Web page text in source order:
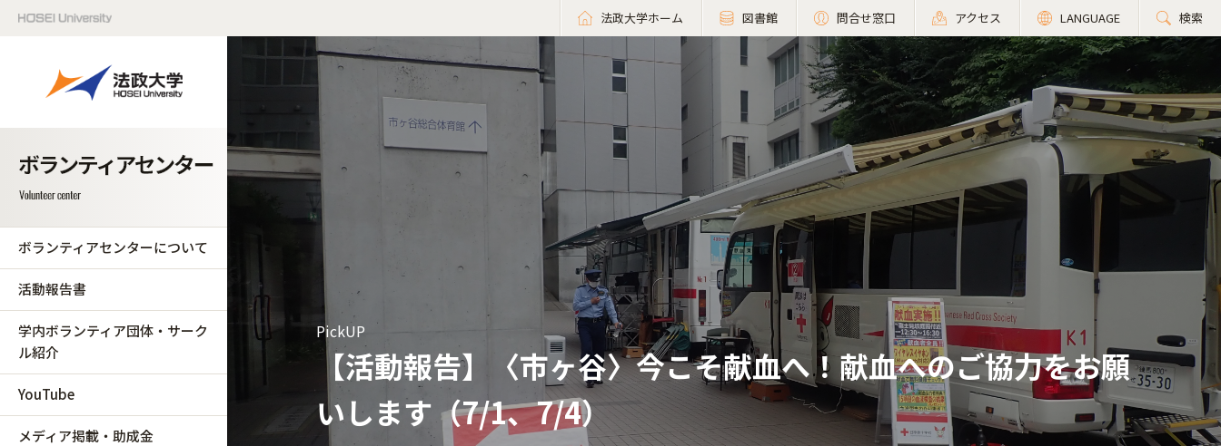
法政大学ホーム 図書館 問合せ窓口 アクセス LANGUAGE 検索
ボランティアセンターについて
活動報告書
学内ボランティア団体・サーク
ル紹介
YouTube
メディア掲載・助成金
PickUP
【活動報告】〈市ヶ谷〉今こそ献血へ！献血へのご協力をお願
いします（7/1、7/4）